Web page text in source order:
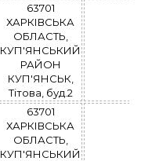
63701
ХАРКІВСЬКА
ОБЛАСТЬ,
КУП'ЯНСЬКИЙ
РАЙОН
КУП'ЯНСЬК,
Тітова, буд.2
63701
ХАРКІВСЬКА
ОБЛАСТЬ,
КУП'ЯНСЬКИЙ